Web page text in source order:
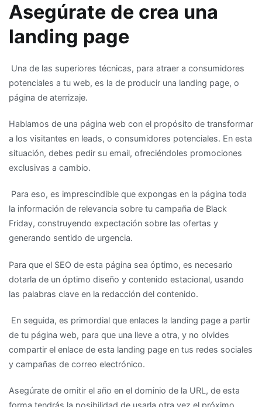
Asegúrate de crea una
landing page
Una de las superiores técnicas, para atraer a consumidores
potenciales a tu web, es la de producir una landing page, o
página de aterrizaje.
Hablamos de una página web con el propósito de transformar
a los visitantes en leads, o consumidores potenciales. En esta
situación, debes pedir su email, ofreciéndoles promociones
exclusivas a cambio.
Para eso, es imprescindible que expongas en la página toda
la información de relevancia sobre tu campaña de Black
Friday, construyendo expectación sobre las ofertas y
generando sentido de urgencia.
Para que el SEO de esta página sea óptimo, es necesario
dotarla de un óptimo diseño y contenido estacional, usando
las palabras clave en la redacción del contenido.
En seguida, es primordial que enlaces la landing page a partir
de tu página web, para que una lleve a otra, y no olvides
compartir el enlace de esta landing page en tus redes sociales
y campañas de correo electrónico.
Asegúrate de omitir el año en el dominio de la URL, de esta
forma tendrás la posibilidad de usarla otra vez el próximo